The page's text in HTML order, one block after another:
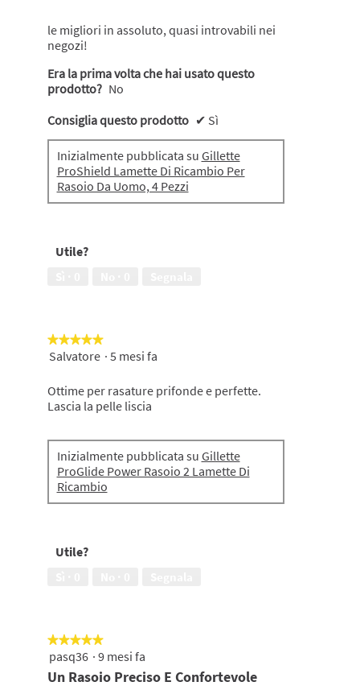
le migliori in assoluto, quasi introvabili nei
negozi!
Era la prima volta che hai usato questo
prodotto? No
Consiglia questo prodotto ✔ Sì
Inizialmente pubblicata su Gillette
ProShield Lamette Di Ricambio Per
Rasoio Da Uomo, 4 Pezzi
Utile?
★★★★★
★★★★★
5
stelle.
Salvatore · 5 mesi fa
Ottime per rasature prifonde e perfette.
Lascia la pelle liscia
Inizialmente pubblicata su Gillette
ProGlide Power Rasoio 2 Lamette Di
Ricambio
Utile?
★★★★★
★★★★★
5
5
pasq36 · 9 mesi fa
Un Rasoio Preciso E Confortevole